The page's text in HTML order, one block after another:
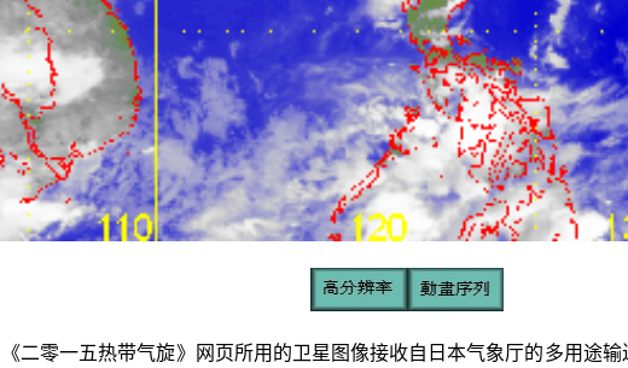
《二零一五热带气旋》网页所用的卫星图像接收自日本气象厅的多用途